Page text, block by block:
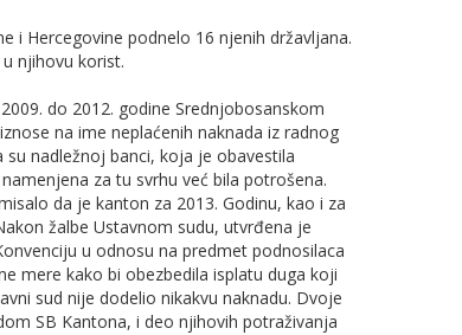
i Hercegovine podnelo 16 njenih državljana.
njihovu korist.
do 2012. godine Srednjobosanskom
na ime neplaćenih naknada iz radnog
nadležnoj banci, koja je obavestila
za tu svrhu već bila potrošena.
da je kanton za 2013. Godinu, kao i za
žalbe Ustavnom sudu, utvrđena je
u odnosu na predmet podnosilaca
mere kako bi obezbedila isplatu duga koji
sud nije dodelio nikakvu naknadu. Dvoje
SB Kantona, i deo njihovih potraživanja